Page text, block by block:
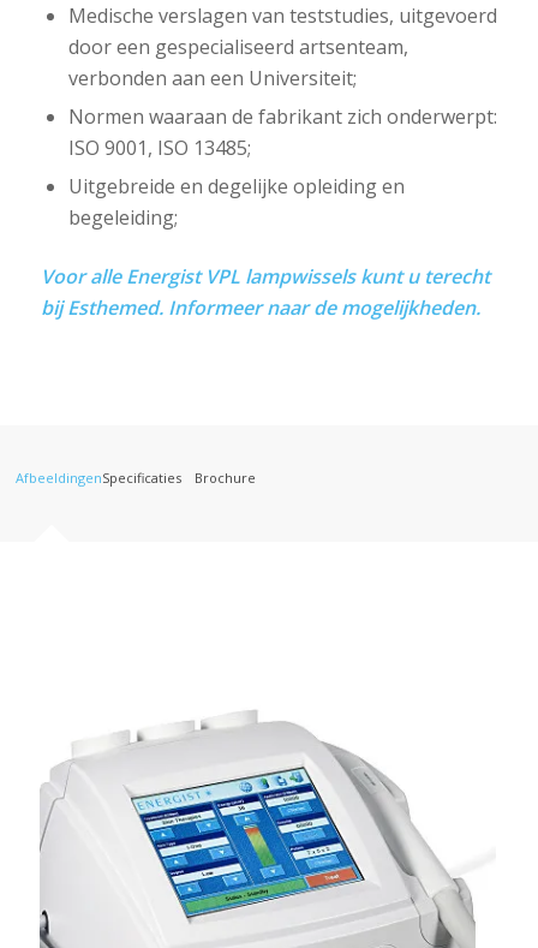
Medische verslagen van teststudies, uitgevoerd
door een gespecialiseerd artsenteam,
verbonden aan een Universiteit;
Normen waaraan de fabrikant zich onderwerpt:
ISO 9001, ISO 13485;
Uitgebreide en degelijke opleiding en
begeleiding;
Voor alle Energist VPL lampwissels kunt u terecht
bij Esthemed. Informeer naar de mogelijkheden.
AfbeeldingenSpecificaties Brochure